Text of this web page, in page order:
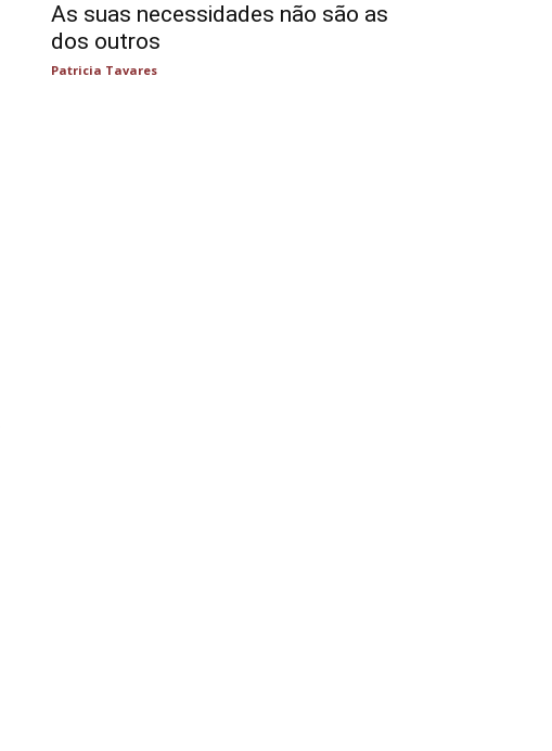
As suas necessidades não são as
dos outros
Patricia Tavares